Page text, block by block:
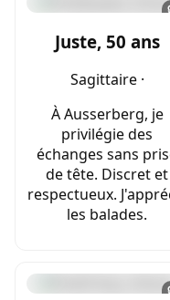
Juste, 50 ans
Sagittaire ·
À Ausserberg, je
privilégie des
échanges sans
de tête. Discret et
respectueux.
les balades.